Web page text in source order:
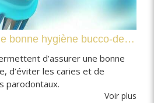
Les règles d'or d'une bonne hygiène bucco-dentaire
d’assurer une bonne
d’éviter les caries et de
parodontaux.
Voir plus